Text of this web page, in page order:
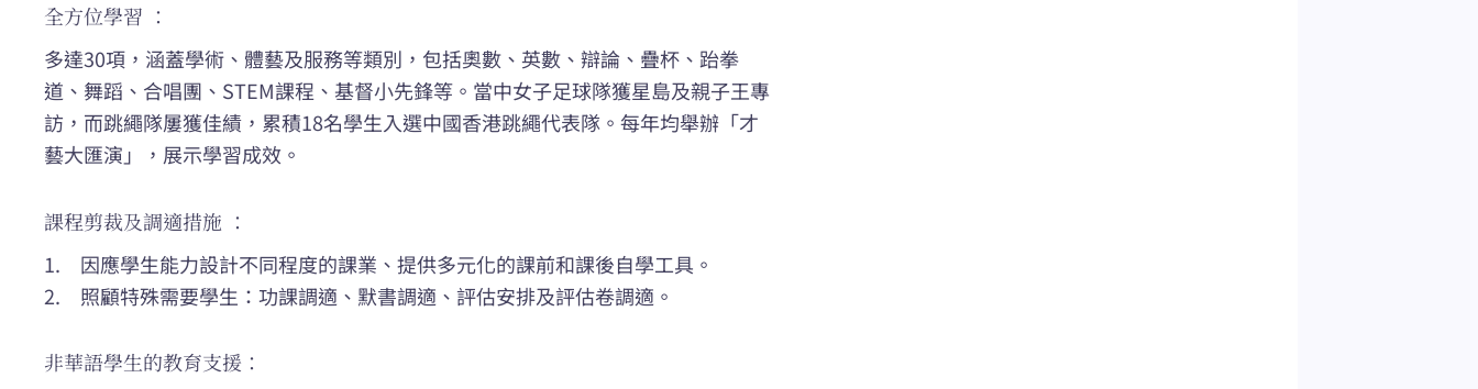
全方位學習 ：
多達30項，涵蓋學術、體藝及服務等類別，包括奧數、英數、辯論、疊杯、跆拳
道、舞蹈、合唱團、STEM課程、基督小先鋒等。當中女子足球隊獲星島及親子王專
訪，而跳繩隊屢獲佳績，累積18名學生入選中國香港跳繩代表隊。每年均舉辦「才
藝大匯演」，展示學習成效。
課程剪裁及調適措施 ：
1. 因應學生能力設計不同程度的課業、提供多元化的課前和課後自學工具。
2. 照顧特殊需要學生：功課調適、默書調適、評估安排及評估卷調適。
非華語學生的教育支援：